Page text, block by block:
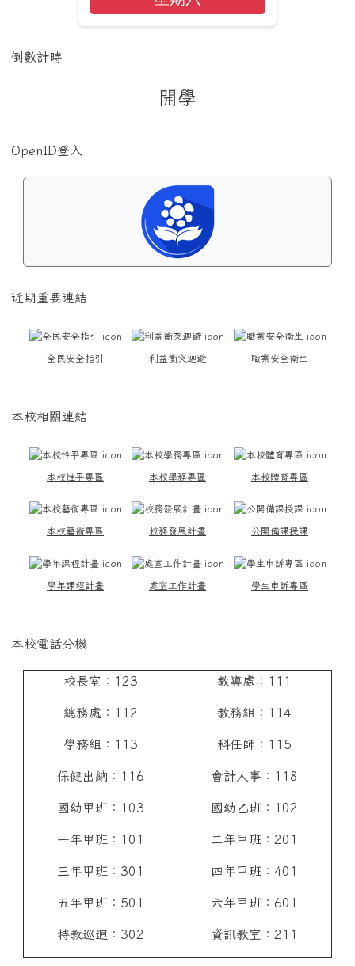
倒數計時
開學
OpenID登入
近期重要連結
全民安全指引 利益衝突迴避 職業安全衛生
本校相關連結
本校性平專區 本校學務專區 本校體育專區
本校藝術專區 校務發展計畫 公開備課授課
學年課程計畫 處室工作計畫 學生申訴專區
本校電話分機
校長室：123
總務處：112
學務組：113
保健出納：116
國幼甲班：103
一年甲班：101
三年甲班：301
五年甲班：501
特教巡迴：302
教導處：111
教務組：114
科任師：115
會計人事：118
國幼乙班：102
二年甲班：201
四年甲班：401
六年甲班：601
資訊教室：211